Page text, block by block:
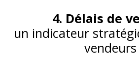
4. Délais de
un indicateur
vendeurs